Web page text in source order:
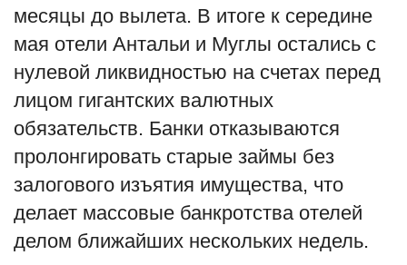
месяцы до вылета. В итоге к середине
мая отели Антальи и Муглы остались с
нулевой ликвидностью на счетах перед
лицом гигантских валютных
обязательств. Банки отказываются
пролонгировать старые займы без
залогового изъятия имущества, что
делает массовые банкротства отелей
делом ближайших нескольких недель.